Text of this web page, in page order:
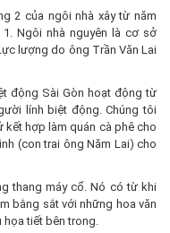
2 của ngôi nhà xây từ năm
1. Ngôi nhà nguyên là cơ sở
lượng do ông Trần Văn Lai
động Sài Gòn hoạt động từ
lính biệt động. Chúng tôi
kết hợp làm quán cà phê cho
(con trai ông Năm Lai) cho
thang máy cổ. Nó có từ khi
bằng sắt với những hoa văn
họa tiết bên trong.